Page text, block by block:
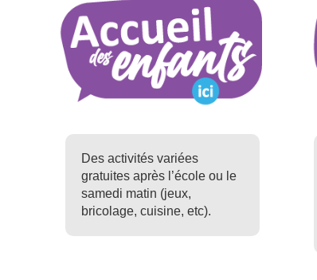
Des activités variées
gratuites après l’école ou le
samedi matin (jeux,
bricolage, cuisine, etc).